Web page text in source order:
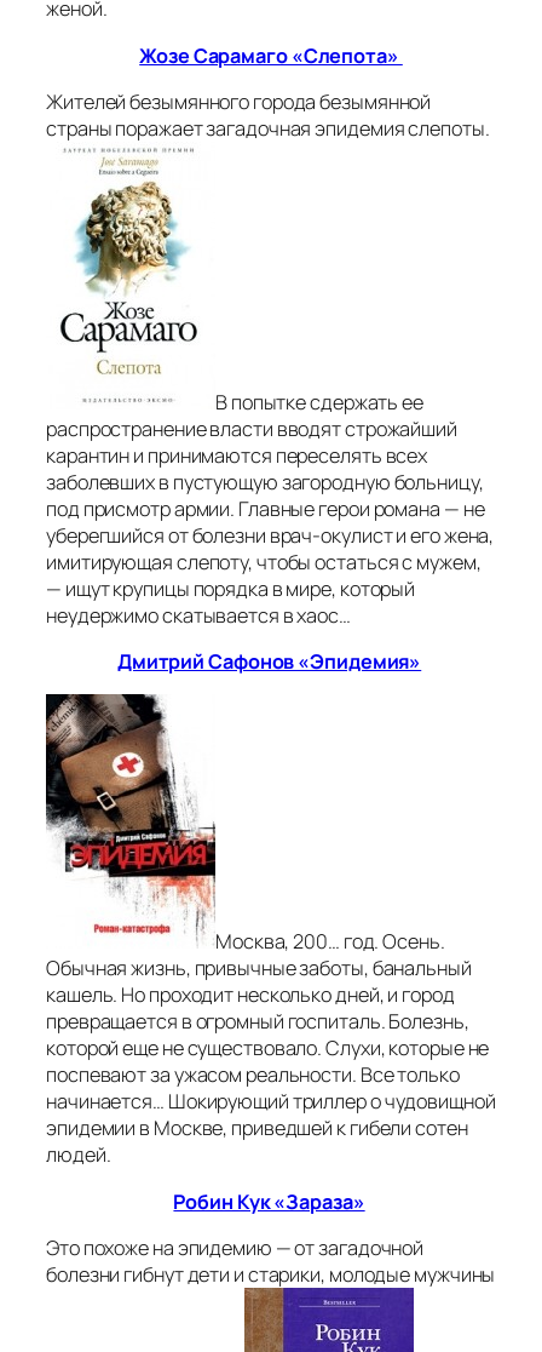
женой.
Жозе Сарамаго «Слепота»
Жителей безымянного города безымянной
страны поражает загадочная эпидемия слепоты.
В попытке сдержать ее
распространение власти вводят строжайший
карантин и принимаются переселять всех
заболевших в пустующую загородную больницу,
под присмотр армии. Главные герои романа — не
уберегшийся от болезни врач-окулист и его жена,
имитирующая слепоту, чтобы остаться с мужем,
— ищут крупицы порядка в мире, который
неудержимо скатывается в хаос…
Дмитрий Сафонов «Эпидемия»
Москва, 200… год. Осень.
Обычная жизнь, привычные заботы, банальный
кашель. Но проходит несколько дней, и город
превращается в огромный госпиталь. Болезнь,
которой еще не существовало. Слухи, которые не
поспевают за ужасом реальности. Все только
начинается… Шокирующий триллер о чудовищной
эпидемии в Москве, приведшей к гибели сотен
людей.
Робин Кук «Зараза»
Это похоже на эпидемию — от загадочной
болезни гибнут дети и старики, молодые мужчины